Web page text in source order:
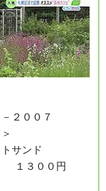
２００７
＞
サンド
１３００円